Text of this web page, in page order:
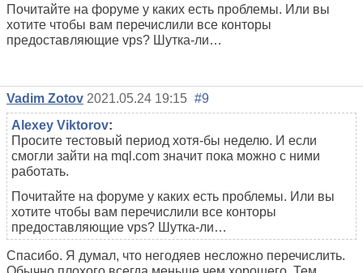
Почитайте на форуме у каких есть проблемы. Или вы
хотите чтобы вам перечислили все конторы
предоставляющие vps? Шутка-ли…
Vadim Zotov 2021.05.24 19:15 #9
Alexey Viktorov:
Просите тестовый период хотя-бы неделю. И если
смогли зайти на mql.com значит пока можно с ними
работать.
Почитайте на форуме у каких есть проблемы. Или вы
хотите чтобы вам перечислили все конторы
предоставляющие vps? Шутка-ли…
Спасибо. Я думал, что негодяев несложно перечислить.